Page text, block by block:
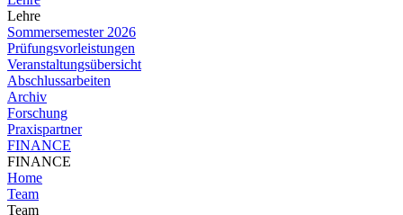
Lehre
Sommersemester 2026
Prüfungsvorleistungen
Veranstaltungsübersicht
Abschlussarbeiten
Archiv
Forschung
Praxispartner
FINANCE
FINANCE
Home
Team
Team